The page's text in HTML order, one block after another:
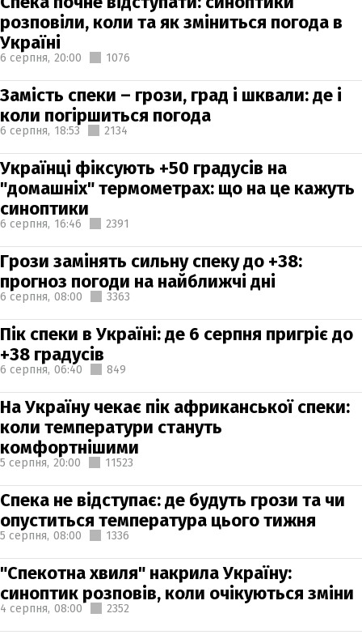
розповіли, коли та як зміниться погода в
Україні
6 серпня, 20:00 1076
Замість спеки – грози, град і шквали: де і
коли погіршиться погода
6 серпня, 18:53 2134
Українці фіксують +50 градусів на
"домашніх" термометрах: що на це кажуть
синоптики
6 серпня, 16:46 2391
Грози замінять сильну спеку до +38:
прогноз погоди на найближчі дні
6 серпня, 08:00 3363
Пік спеки в Україні: де 6 серпня пригріє до
+38 градусів
6 серпня, 06:40 849
На Україну чекає пік африканської спеки:
коли температури стануть
комфортнішими
5 серпня, 20:00 11523
Спека не відступає: де будуть грози та чи
опуститься температура цього тижня
5 серпня, 08:00 1336
"Спекотна хвиля" накрила Україну:
синоптик розповів, коли очікуються зміни
4 серпня, 08:00 2352